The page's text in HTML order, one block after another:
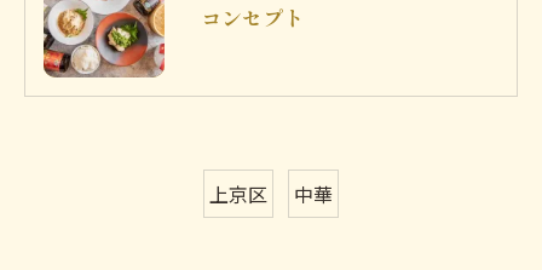
コンセプト
上京区 中華